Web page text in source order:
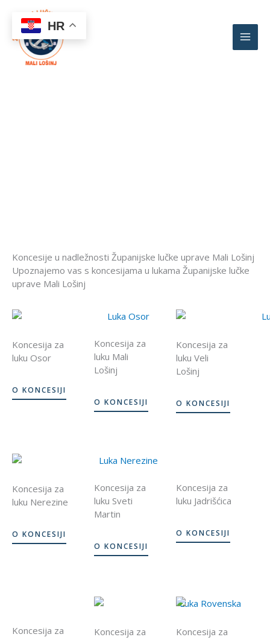
content
Koncesije u nadležnosti Županijske lučke uprave Mali Lošinj
Upoznajemo vas s koncesijama u lukama Županijske lučke
uprave Mali Lošinj
Koncesija za
luku Osor
O KONCESIJI
Koncesija za
luku Mali
Lošinj
O KONCESIJI
Koncesija za
luku Veli
Lošinj
O KONCESIJI
Koncesija za
luku Nerezine
O KONCESIJI
Koncesija za
luku Sveti
Martin
O KONCESIJI
Koncesija za
luku Jadrišćica
O KONCESIJI
Koncesija za
Koncesija za
Koncesija za
HR